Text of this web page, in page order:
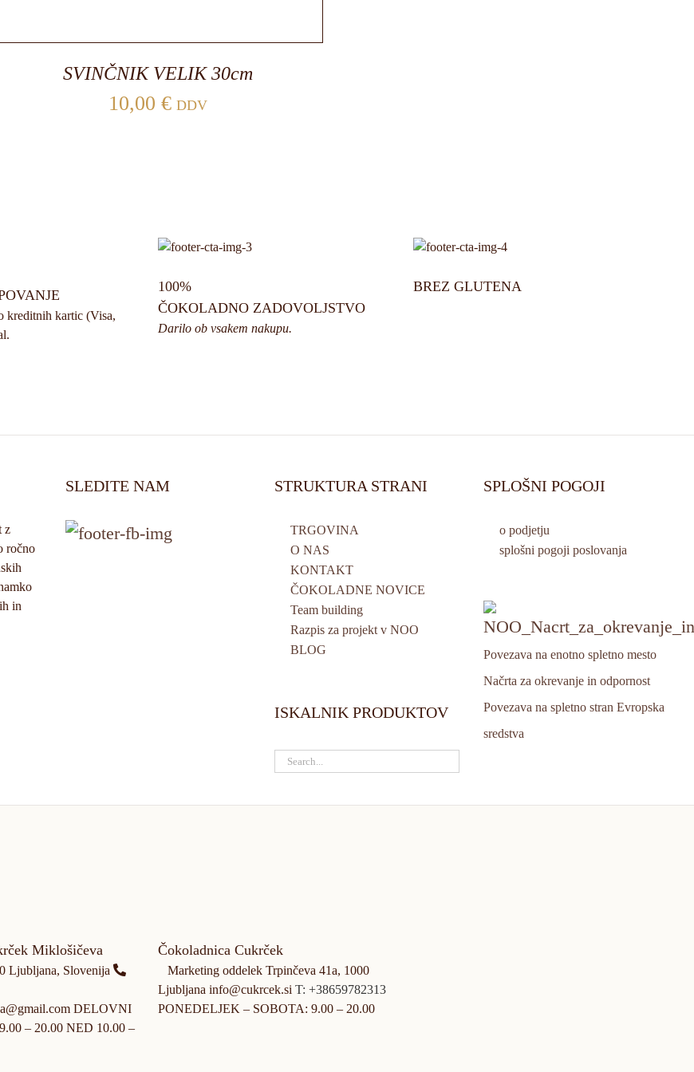
SVINČNIK VELIK 30cm
10,00 € DDV
kreditnih kartic (Visa,
100%
ČOKOLADNO ZADOVOLJSTVO
Darilo ob vsakem nakupu.
BREZ GLUTENA
z
ročno
in
SLEDITE NAM STRUKTURA STRANI
TRGOVINA
O NAS
KONTAKT
ČOKOLADNE NOVICE
Team building
Razpis za projekt v NOO
BLOG
ISKALNIK PRODUKTOV
SPLOŠNI POGOJI
o podjetju
splošni pogoji poslovanja
Povezava na enotno spletno mesto
Načrta za okrevanje in odpornost
Povezava na spletno stran Evropska
sredstva
Miklošičeva
Ljubljana, Slovenija
DELOVNI
– 20.00 NED 10.00 –
Čokoladnica Cukrček
Marketing oddelek Trpinčeva 41a, 1000
Ljubljana info@cukrcek.si T: +38659782313
PONEDELJEK – SOBOTA: 9.00 – 20.00